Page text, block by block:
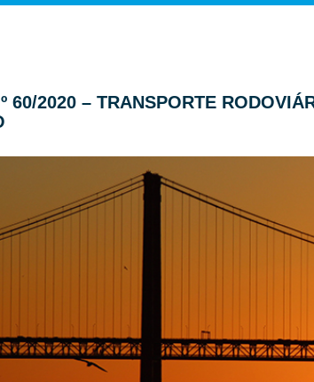
60/2020 – TRANSPORTE